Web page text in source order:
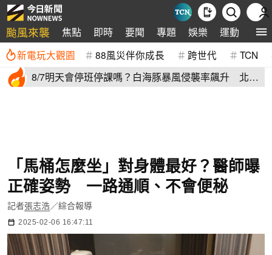
颱風來襲 焦點 即時 要聞 專題 娛樂 運動 全球
新電玩大觀園 88風災伴你成長 跨世代 TCN
8/7明天會停班停課嗎？白海豚暴風侵襲率飆升 北北
「馬桶怎麼坐」對身體最好？醫師曝
正確姿勢 一路通順、不會便秘
記者張志浩／綜合報導
2025-02-06 16:47:11